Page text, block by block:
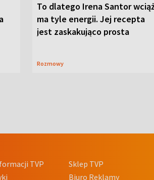
To dlatego Irena Santor
ma tyle energii. Jej recepta
jest zaskakująco prosta
Rozmowy
TVP
Sklep TVP
Biuro Reklamy